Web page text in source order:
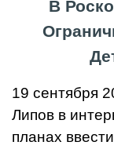
В
19 сентября
Липов в
планах